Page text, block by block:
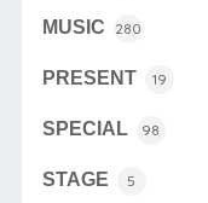
MUSIC 280
PRESENT 19
SPECIAL 98
STAGE 5